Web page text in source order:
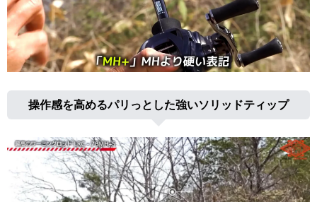
操作感を高めるパリっとした強いソリッドティップ